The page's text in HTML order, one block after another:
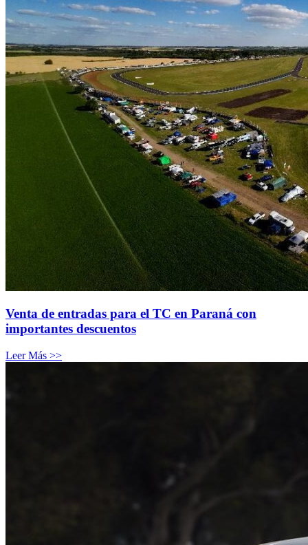
Venta de entradas para el TC en Paraná con
importantes descuentos
Leer Más >>